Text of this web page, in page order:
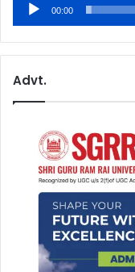
00:00
Advt.